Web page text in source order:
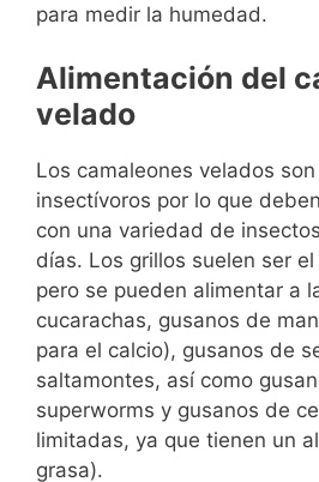
para medir la humedad.
Alimentación del
velado
Los camaleones velados
insectívoros por lo que
con una variedad de
días. Los grillos suelen ser
pero se pueden alimentar a
cucarachas, gusanos de
para el calcio), gusanos de
saltamontes, así como
superworms y gusanos de
limitadas, ya que tienen un
grasa).